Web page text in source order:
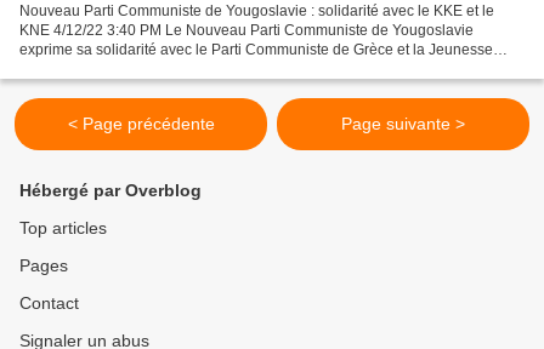
Nouveau Parti Communiste de Yougoslavie : solidarité avec le KKE et le
KNE 4/12/22 3:40 PM Le Nouveau Parti Communiste de Yougoslavie
exprime sa solidarité avec le Parti Communiste de Grèce et la Jeunesse
< Page précédente Page suivante >
Hébergé par Overblog
Top articles
Pages
Contact
Signaler un abus